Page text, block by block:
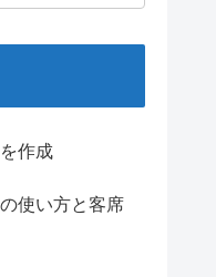
作成
使い方と客席